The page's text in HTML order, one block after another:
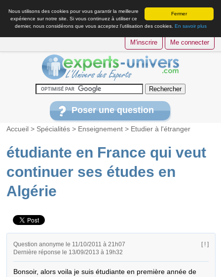
Fermer
Nous utilisons des cookies pour vous garantir la meilleure
expérience sur notre site. Si vous continuez à utiliser ce
dernier, nous considérons que vous acceptez l’utilisation des cookies. En savoir plus
M'inscrire Me connecter
Poser une question
Accueil > Spécialités > Enseignement > Etudier à l'étranger
étudiante en France qui veut
continuer ses études en
Algérie
Question anonyme le 11/10/2011 à 21h07
Dernière réponse le 13/09/2013 à 19h32
[ ! ]
Bonsoir, alors voila je suis étudiante en première année de